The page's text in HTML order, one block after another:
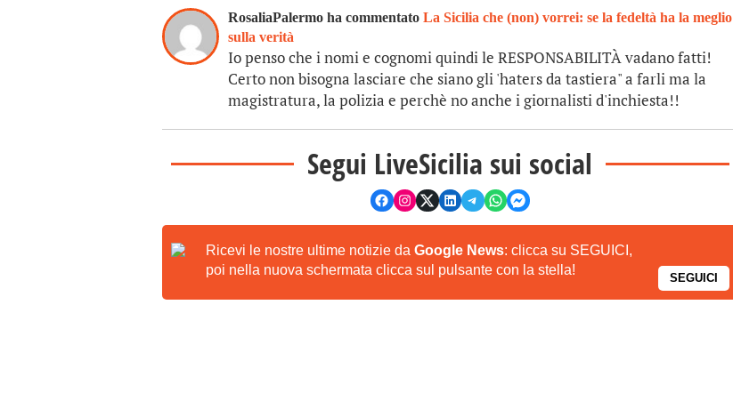
RosaliaPalermo ha commentato La Sicilia che (non) vorrei: se la fedeltà ha la meglio
sulla verità
Io penso che i nomi e cognomi quindi le RESPONSABILITÀ vadano fatti!
Certo non bisogna lasciare che siano gli 'haters da tastiera" a farli ma la
magistratura, la polizia e perchè no anche i giornalisti d'inchiesta!!
Segui LiveSicilia sui social
Ricevi le nostre ultime notizie da Google News: clicca su SEGUICI,
poi nella nuova schermata clicca sul pulsante con la stella!
SEGUICI